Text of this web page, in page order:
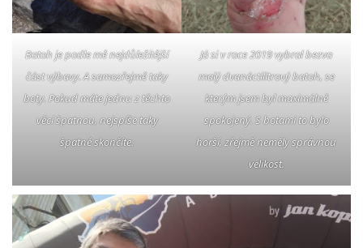
Batoh je podle mě nejdůležitější
část výbavy. A samozřejmě taky
boty. Pokud máte jednu z těchto
věcí špatnou, nejspíše taky
špatně skončíte.
Já si v roce 2019 vybral bezva
malý dvanáctilitrový batoh, se
kterým jsem byl maximálně
spokojený. S botami to bylo
horší, zřejmě neměly správnou
velikost.